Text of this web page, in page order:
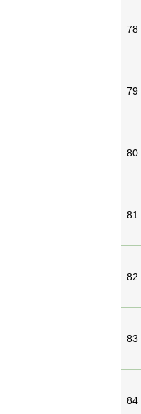
78
79
80
81
82
83
84